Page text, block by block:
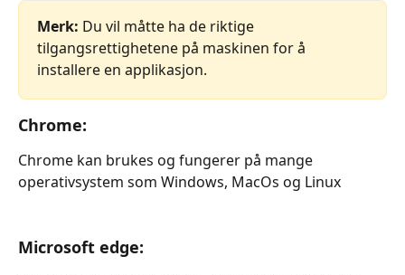
Merk: Du vil måtte ha de riktige
tilgangsrettighetene på maskinen for å
installere en applikasjon.
Chrome:
Chrome kan brukes og fungerer på mange
operativsystem som Windows, MacOs og Linux
Microsoft edge: